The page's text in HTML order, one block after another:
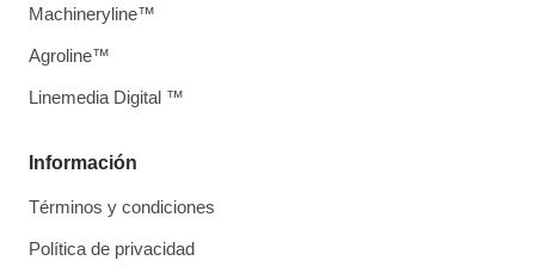
Información
Términos y condiciones
Política de privacidad
Machineryline™
Agroline™
Linemedia Digital ™